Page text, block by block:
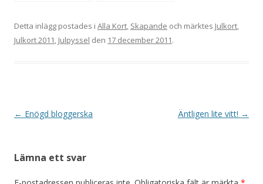
Detta inlägg postades i Alla Kort, Skapande och märktes Julkort,
Julkort 2011, Julpyssel den 17 december 2011.
Inläggsnavigering
← Enögd bloggerska Äntligen lite vitt! →
Lämna ett svar